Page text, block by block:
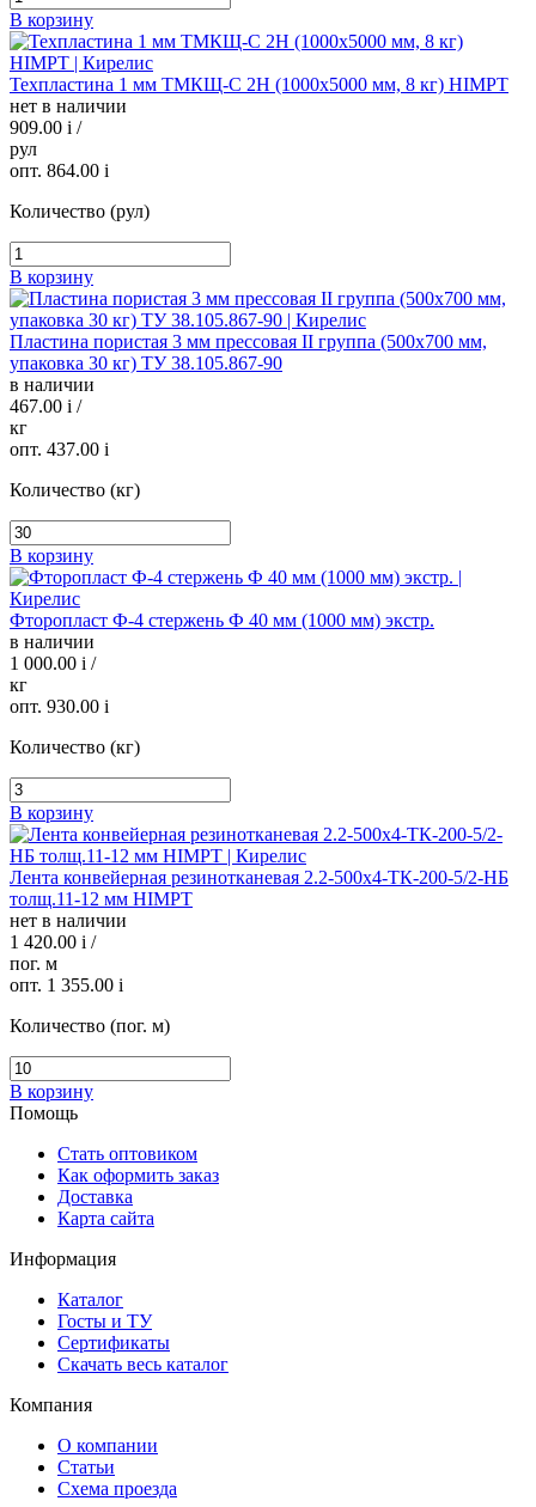
В корзину
Техпластина 1 мм ТМКЩ-C 2Н (1000х5000 мм, 8 кг) HIMPT
нет в наличии
909.00 i /
рул
опт. 864.00 i
Количество (рул)
В корзину
Пластина пористая 3 мм прессовая II группа (500х700 мм,
упаковка 30 кг) ТУ 38.105.867-90
в наличии
467.00 i /
кг
опт. 437.00 i
Количество (кг)
В корзину
Фторопласт Ф-4 стержень Ф 40 мм (1000 мм) экстр.
в наличии
1 000.00 i /
кг
опт. 930.00 i
Количество (кг)
В корзину
Лента конвейерная резинотканевая 2.2-500х4-ТК-200-5/2-НБ
толщ.11-12 мм HIMPT
нет в наличии
1 420.00 i /
пог. м
опт. 1 355.00 i
Количество (пог. м)
В корзину
Помощь
Стать оптовиком
Как оформить заказ
Доставка
Карта сайта
Информация
Каталог
Госты и ТУ
Сертификаты
Скачать весь каталог
Компания
О компании
Статьи
Схема проезда